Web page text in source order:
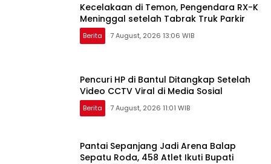
Kecelakaan di Temon, Pengendara RX-K
Meninggal setelah Tabrak Truk Parkir
Berita 7 August, 2026 13:06 WIB
Pencuri HP di Bantul Ditangkap Setelah
Video CCTV Viral di Media Sosial
Berita 7 August, 2026 11:01 WIB
Pantai Sepanjang Jadi Arena Balap
Sepatu Roda, 458 Atlet Ikuti Bupati